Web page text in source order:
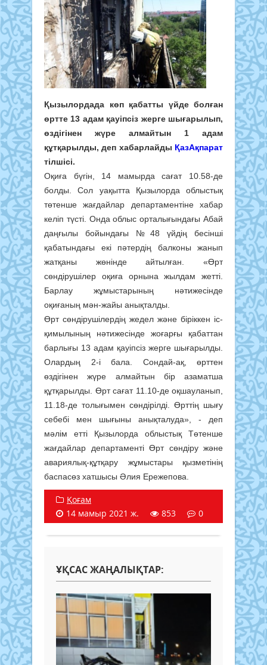
Қызылордада көп қабатты үйде болған
өртте 13 адам қауіпсіз жерге шығарылып,
өздігінен жүре алмайтын 1 адам
құтқарылды, деп хабарлайды ҚазАқпарат
тілшісі.
Оқиға бүгін, 14 мамырда сағат 10.58-де
болды. Сол уақытта Қызылорда облыстық
төтенше жағдайлар департаментіне хабар
келіп түсті. Онда облыс орталығындағы Абай
даңғылы бойындағы №48 үйдің бесінші
қабатындағы екі пәтердің балконы жанып
жатқаны жөнінде айтылған. «Өрт
сөндірушілер оқиға орнына жылдам жетті.
Барлау жұмыстарының нәтижесінде
оқиғаның мән-жайы анықталды.
Өрт сөндірушілердің жедел және біріккен іс-
қимылының нәтижесінде жоғарғы қабаттан
барлығы 13 адам қауіпсіз жерге шығарылды.
Олардың 2-і бала. Сондай-ақ, өрттен
өздігінен жүре алмайтын бір азаматша
құтқарылды. Өрт сағат 11.10-де оқшауланып,
11.18-де толығымен сөндірілді. Өрттің шығу
себебі мен шығыны анықталуда», - деп
мәлім етті Қызылорда облыстық Төтенше
жағдайлар департаменті Өрт сөндіру және
авариялық-құтқару жұмыстары қызметінің
баспасөз хатшысы Әлия Ережепова.
Қоғам
14 мамыр 2021 ж.
853 0
ҰҚСАС ЖАҢАЛЫҚТАР: